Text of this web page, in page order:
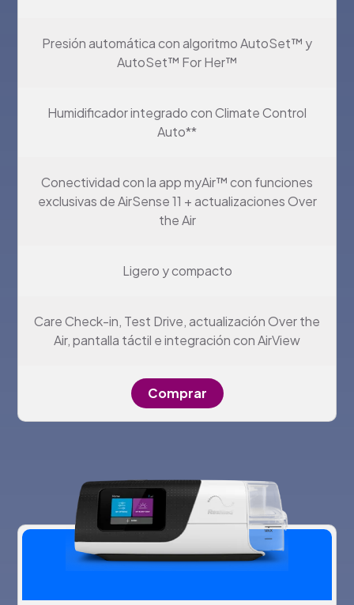
Presión automática con algoritmo AutoSet™ y
AutoSet™ For Her™
Humidificador integrado con Climate Control
Auto**
Conectividad con la app myAir™ con funciones
exclusivas de AirSense 11 + actualizaciones Over
the Air
Ligero y compacto
Care Check-in, Test Drive, actualización Over the
Air, pantalla táctil e integración con AirView
Comprar